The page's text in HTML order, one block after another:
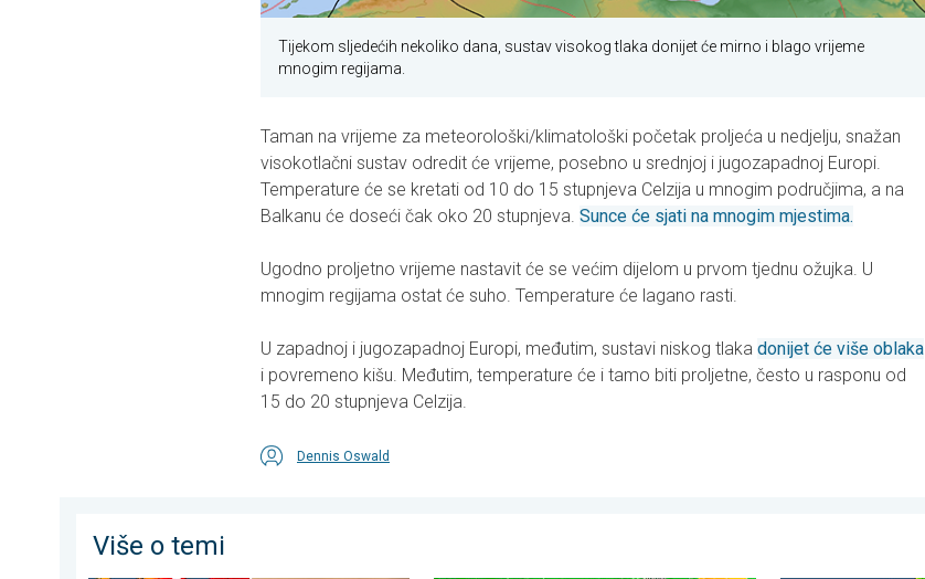
Tijekom sljedećih nekoliko dana, sustav visokog tlaka donijet će mirno i blago vrijeme
mnogim regijama.
Taman na vrijeme za meteorološki/klimatološki početak proljeća u nedjelju, snažan
visokotlačni sustav odredit će vrijeme, posebno u srednjoj i jugozapadnoj Europi.
Temperature će se kretati od 10 do 15 stupnjeva Celzija u mnogim područjima, a na
Balkanu će doseći čak oko 20 stupnjeva. Sunce će sjati na mnogim mjestima.
Ugodno proljetno vrijeme nastavit će se većim dijelom u prvom tjednu ožujka. U
mnogim regijama ostat će suho. Temperature će lagano rasti.
U zapadnoj i jugozapadnoj Europi, međutim, sustavi niskog tlaka donijet će više oblaka
i povremeno kišu. Međutim, temperature će i tamo biti proljetne, često u rasponu od
15 do 20 stupnjeva Celzija.
Dennis Oswald
Više o temi